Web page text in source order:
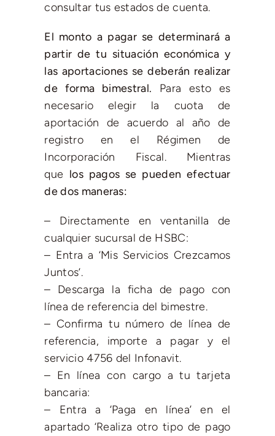
consultar tus estados de cuenta.
El monto a pagar se determinará a
partir de tu situación económica y
las aportaciones se deberán realizar
de forma bimestral. Para esto es
necesario elegir la cuota de
aportación de acuerdo al año de
registro en el Régimen de
Incorporación Fiscal. Mientras
que los pagos se pueden efectuar
de dos maneras:
– Directamente en ventanilla de
cualquier sucursal de HSBC:
– Entra a ‘Mis Servicios Crezcamos
Juntos’.
– Descarga la ficha de pago con
línea de referencia del bimestre.
– Confirma tu número de línea de
referencia, importe a pagar y el
servicio 4756 del Infonavit.
– En línea con cargo a tu tarjeta
bancaria:
– Entra a ‘Paga en línea’ en el
apartado ‘Realiza otro tipo de pago